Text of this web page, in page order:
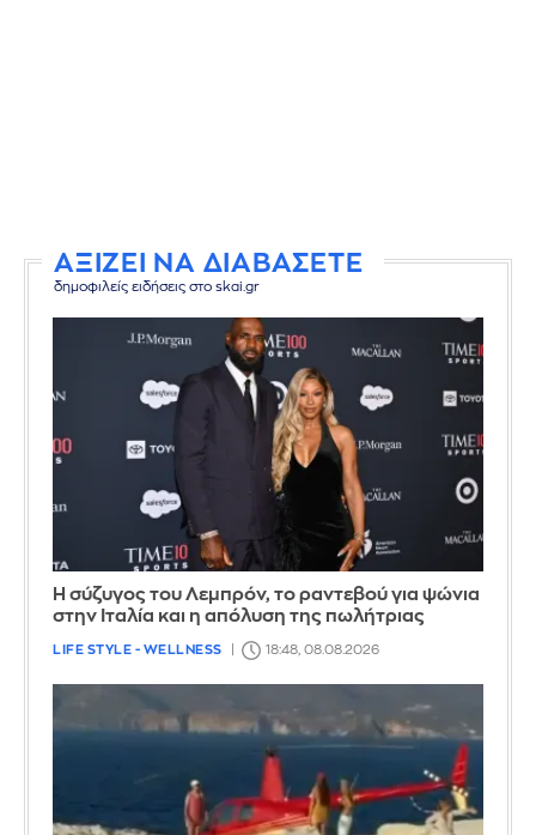
ΑΞΙΖΕΙ ΝΑ ΔΙΑΒΑΣΕΤΕ
δημοφιλείς ειδήσεις στο skai.gr
Η σύζυγος του Λεμπρόν, το ραντεβού για ψώνια
στην Ιταλία και η απόλυση της πωλήτριας
LIFE STYLE - WELLNESS 18:48, 08.08.2026